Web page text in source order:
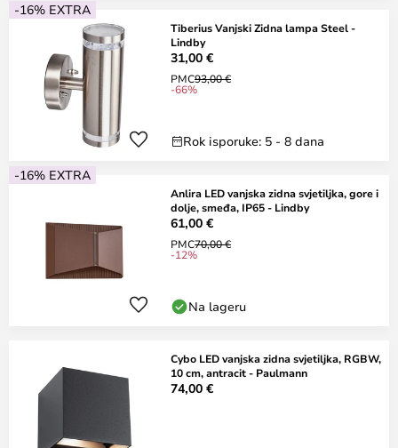
-16% EXTRA
Tiberius Vanjski Zidna lampa Steel -
Lindby
31,00 €
PMC93,00 €
-66%
Rok isporuke: 5 - 8 dana
-16% EXTRA
Anlira LED vanjska zidna svjetiljka, gore i
dolje, smeđa, IP65 - Lindby
61,00 €
PMC70,00 €
-12%
Na lageru
Cybo LED vanjska zidna svjetiljka, RGBW,
10 cm, antracit - Paulmann
74,00 €